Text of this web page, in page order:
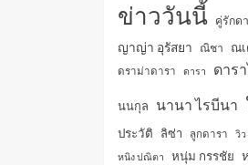
ข่าววันนี้ คู่รักด
ญาญ่า อุรัสยา ณิชา ณ
ดราม่าดารา ดารา ดาร
นนกุล นานา ไรบีนา
ประวัติ
ลิซ่า ลูกดารา วิ
หนิง ปณิตา
หนุ่ม กรรชัย